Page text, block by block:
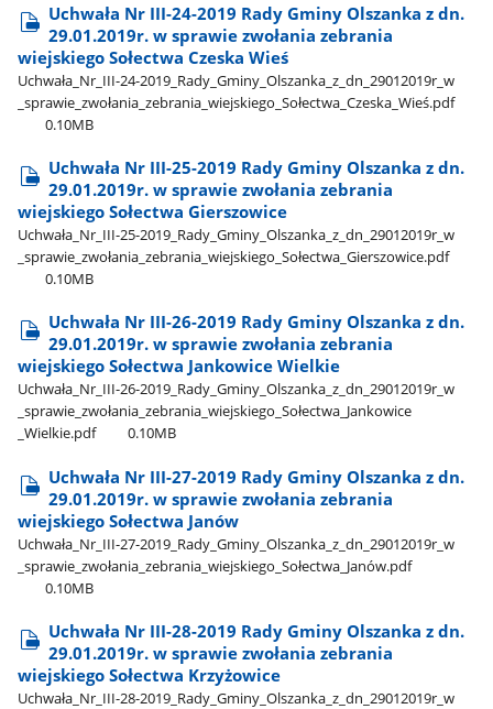
Uchwała Nr III-24-2019 Rady Gminy Olszanka z dn.
29.01.2019r. w sprawie zwołania zebrania
wiejskiego Sołectwa Czeska Wieś
Uchwała​_Nr​_III-24-2019​_Rady​_Gminy​_Olszanka​_z​_dn​_29012019r​_w​
_sprawie​_zwołania​_zebrania​_wiejskiego​_Sołectwa​_Czeska​_Wieś.pdf
0.10MB
Uchwała Nr III-25-2019 Rady Gminy Olszanka z dn.
29.01.2019r. w sprawie zwołania zebrania
wiejskiego Sołectwa Gierszowice
Uchwała​_Nr​_III-25-2019​_Rady​_Gminy​_Olszanka​_z​_dn​_29012019r​_w​
_sprawie​_zwołania​_zebrania​_wiejskiego​_Sołectwa​_Gierszowice.pdf
0.10MB
Uchwała Nr III-26-2019 Rady Gminy Olszanka z dn.
29.01.2019r. w sprawie zwołania zebrania
wiejskiego Sołectwa Jankowice Wielkie
Uchwała​_Nr​_III-26-2019​_Rady​_Gminy​_Olszanka​_z​_dn​_29012019r​_w​
_sprawie​_zwołania​_zebrania​_wiejskiego​_Sołectwa​_Jankowice​
_Wielkie.pdf
0.10MB
Uchwała Nr III-27-2019 Rady Gminy Olszanka z dn.
29.01.2019r. w sprawie zwołania zebrania
wiejskiego Sołectwa Janów
Uchwała​_Nr​_III-27-2019​_Rady​_Gminy​_Olszanka​_z​_dn​_29012019r​_w​
_sprawie​_zwołania​_zebrania​_wiejskiego​_Sołectwa​_Janów.pdf
0.10MB
Uchwała Nr III-28-2019 Rady Gminy Olszanka z dn.
29.01.2019r. w sprawie zwołania zebrania
wiejskiego Sołectwa Krzyżowice
Uchwała​_Nr​_III-28-2019​_Rady​_Gminy​_Olszanka​_z​_dn​_29012019r​_w​